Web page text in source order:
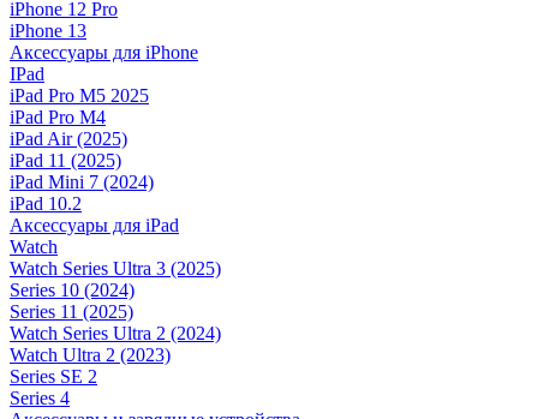
iPhone 12 Pro
iPhone 13
Аксессуары для iPhone
IPad
iPad Pro M5 2025
iPad Pro M4
iPad Air (2025)
iPad 11 (2025)
iPad Mini 7 (2024)
iPad 10.2
Аксессуары для iPad
Watch
Watch Series Ultra 3 (2025)
Series 10 (2024)
Series 11 (2025)
Watch Series Ultra 2 (2024)
Watch Ultra 2 (2023)
Series SE 2
Series 4